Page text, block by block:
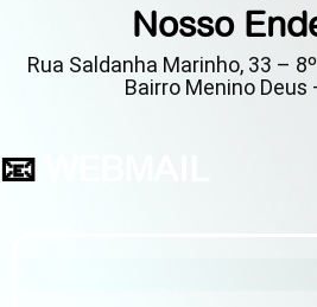
Nosso
Rua Saldanha Marinho, 33 –
Bairro Menino Deus
📧